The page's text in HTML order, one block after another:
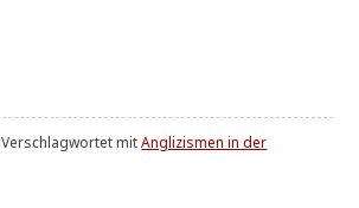
Verschlagwortet mitAnglizismen in der